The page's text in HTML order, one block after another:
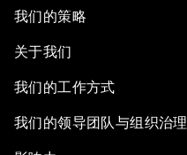
我们的策略
关于我们
我们的工作方式
我们的领导团队与组织治理